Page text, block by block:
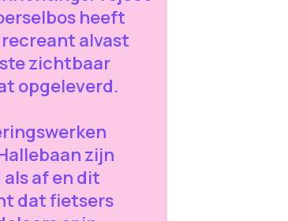
heeft
alvast
zichtbaar
opgeleverd.
zijn
als af en dit
dat fietsers